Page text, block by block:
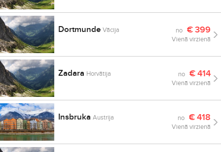
DortmundeVācija no €399
Vienā virzienā
Zadara Horvātija no €414
Vienā virzienā
InsbrukaAustrija no €418
Vienā virzienā